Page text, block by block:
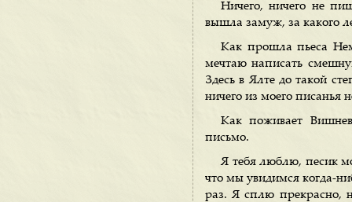
Ничего, ничего не
вышла замуж, за какого
Как прошла пьеса
мечтаю написать
Здесь в Ялте до такой
ничего из моего писанья
Как поживает
письмо.
Я тебя люблю, песик
что мы увидимся когда-
раз. Я сплю прекрасно,